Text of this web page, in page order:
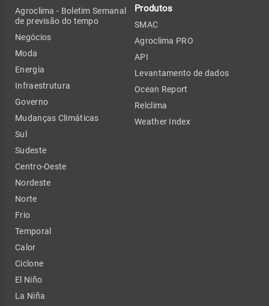
Agroclima - Boletim Semanal
de previsão do tempo
Negócios
Moda
Energia
Infraestrutura
Governo
Mudanças Climáticas
Sul
Sudeste
Centro-Oeste
Nordeste
Norte
Frio
Temporal
Calor
Ciclone
El Niño
La Niña
Produtos
SMAC
Agroclima PRO
API
Levantamento de dados
Ocean Report
Relclima
Weather Index